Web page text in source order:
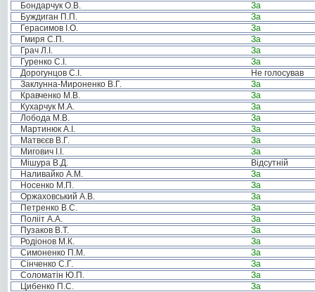
Бондарчук О.В.
За
Буждиган П.П.
За
Герасимов І.О.
За
Гмиря С.П.
За
Грач Л.І.
За
Гуренко С.І.
За
Дорогунцов С.І.
Не голосував
Заклунна-Мироненко В.Г.
За
Кравченко М.В.
За
Кухарчук М.А.
За
Лобода М.В.
За
Мартинюк А.І.
За
Матвєєв В.Г.
За
Мигович І.І.
За
Мішура В.Д.
Відсутній
Наливайко А.М.
За
Носенко М.П.
За
Оржаховський А.В.
За
Петренко В.С.
За
Полііт А.А.
За
Пузаков В.Т.
За
Родіонов М.К.
За
Симоненко П.М.
За
Сінченко С.Г.
За
Соломатін Ю.П.
За
Цибенко П.С.
За